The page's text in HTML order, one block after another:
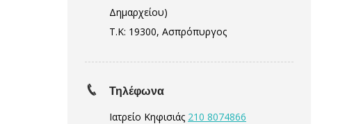
Δημαρχείου)
Τ.Κ: 19300, Ασπρόπυργος
Τηλέφωνα
Ιατρείο Κηφισιάς 210 8074866